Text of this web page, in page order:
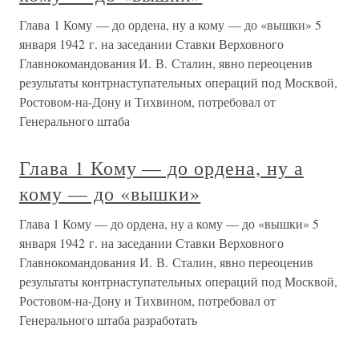
Глава 1 Кому — до ордена, ну а кому — до «вышки» 5
января 1942 г. на заседании Ставки Верховного
Главнокомандования И. В. Сталин, явно переоценив
результаты контрнаступательных операций под Москвой,
Ростовом-на-Дону и Тихвином, потребовал от
Генерального штаба
Глава 1 Кому — до ордена, ну а
кому — до «вышки»
Глава 1 Кому — до ордена, ну а кому — до «вышки» 5
января 1942 г. на заседании Ставки Верховного
Главнокомандования И. В. Сталин, явно переоценив
результаты контрнаступательных операций под Москвой,
Ростовом-на-Дону и Тихвином, потребовал от
Генерального штаба разработать